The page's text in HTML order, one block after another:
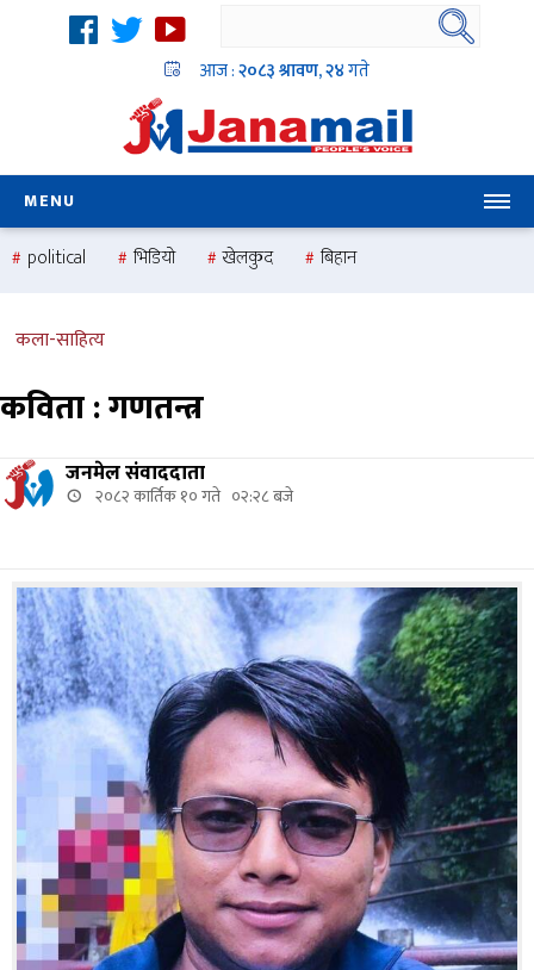
आज :२०८३ श्रावण, २४गते
MENU
political भिडियो खेलकुद
बिहान
national
कला-साहित्य
कविता : गणतन्त्र
जनमेल संवाददाता
२०८२ कार्तिक १० गते ०२:२८ बजे